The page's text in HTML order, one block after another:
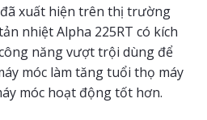
xuất hiện trên thị trường
nhiệt Alpha 225RT có kích
năng vượt trội dùng để
móc làm tăng tuổi thọ máy
móc hoạt động tốt hơn.